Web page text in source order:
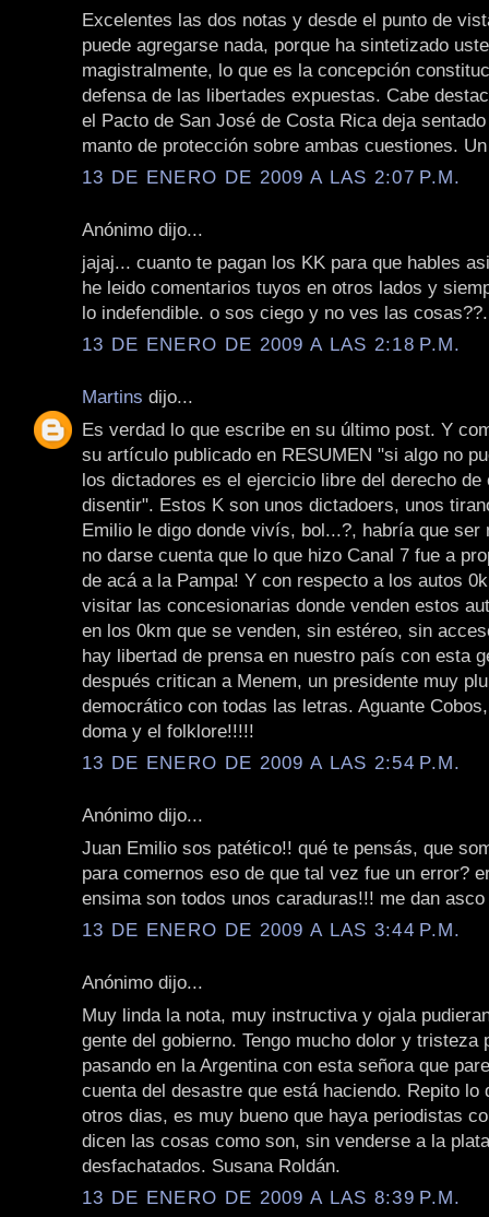
Excelentes las dos notas y desde el punto de
puede agregarse nada, porque ha sintetizado
magistralmente, lo que es la concepción
defensa de las libertades expuestas. Cabe
el Pacto de San José de Costa Rica deja
manto de protección sobre ambas cuestiones.
13 DE ENERO DE 2009 A LAS 2:07 P.M.
Anónimo dijo...
jajaj... cuanto te pagan los KK para que hables
he leido comentarios tuyos en otros lados y
lo indefendible. o sos ciego y no ves las
13 DE ENERO DE 2009 A LAS 2:18 P.M.
Martins dijo...
Es verdad lo que escribe en su último post. Y
su artículo publicado en RESUMEN "si algo no
los dictadores es el ejercicio libre del derecho de
disentir". Estos K son unos dictadoers, unos
Emilio le digo donde vivís, bol...?, habría que ser
no darse cuenta que lo que hizo Canal 7 fue a
de acá a la Pampa! Y con respecto a los autos
visitar las concesionarias donde venden estos
en los 0km que se venden, sin estéreo, sin
hay libertad de prensa en nuestro país con esta
después critican a Menem, un presidente muy
democrático con todas las letras. Aguante
doma y el folklore!!!!!
13 DE ENERO DE 2009 A LAS 2:54 P.M.
Anónimo dijo...
Juan Emilio sos patético!! qué te pensás, que
para comernos eso de que tal vez fue un error?
ensima son todos unos caraduras!!! me dan
13 DE ENERO DE 2009 A LAS 3:44 P.M.
Anónimo dijo...
Muy linda la nota, muy instructiva y ojala
gente del gobierno. Tengo mucho dolor y tristeza
pasando en la Argentina con esta señora que
cuenta del desastre que está haciendo. Repito lo
otros dias, es muy bueno que haya periodistas
dicen las cosas como son, sin venderse a la
desfachatados. Susana Roldán.
13 DE ENERO DE 2009 A LAS 8:39 P.M.